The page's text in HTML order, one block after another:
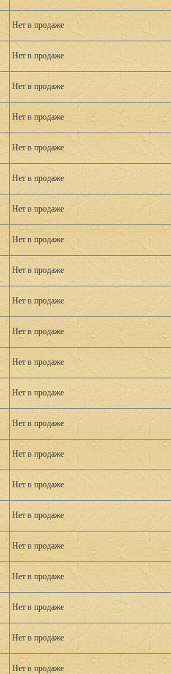
Нет в продаже
Нет в продаже
Нет в продаже
Нет в продаже
Нет в продаже
Нет в продаже
Нет в продаже
Нет в продаже
Нет в продаже
Нет в продаже
Нет в продаже
Нет в продаже
Нет в продаже
Нет в продаже
Нет в продаже
Нет в продаже
Нет в продаже
Нет в продаже
Нет в продаже
Нет в продаже
Нет в продаже
Нет в продаже